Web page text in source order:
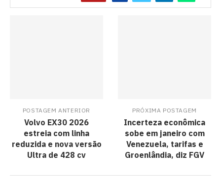
POSTAGEM ANTERIOR
Volvo EX30 2026
estreia com linha
reduzida e nova versão
Ultra de 428 cv
PRÓXIMA POSTAGEM
Incerteza econômica
sobe em janeiro com
Venezuela, tarifas e
Groenlândia, diz FGV